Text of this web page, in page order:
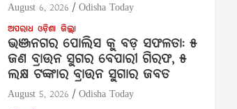
August 6, 2026 Odisha Today
ଅପରାଧ ଓଡ଼ିଶା ଜିଲ୍ଲା
ଭଞ୍ଜନଗର ପୋଲିସ କୁ ବଡ଼ ସଫଳତା: ୫
ଜଣ ବ୍ରାଉନ ସୁଗର ବେପାରୀ ଗିରଫ, ୫
ଲକ୍ଷ ଟଙ୍କାର ବ୍ରାଉନ ସୁଗାର ଜବତ
August 5, 2026 Odisha Today